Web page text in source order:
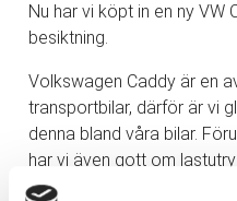
Nu har vi köpt in en ny
besiktning.
Volkswagen Caddy är en
transportbilar, därför är vi
denna bland våra bilar.
har vi även gott om
bransch. Allt för att